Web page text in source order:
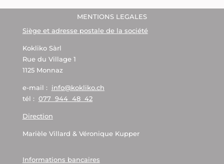
MENTIONS LEGALES
Siège et adresse postale de la société
Kokliko Sàrl
Rue du Village 1
1125 Monnaz
e-mail : info@kokliko.ch
tél : 077 944 48 42
Direction
Marièle Villard & Véronique Kupper
Informations bancaires